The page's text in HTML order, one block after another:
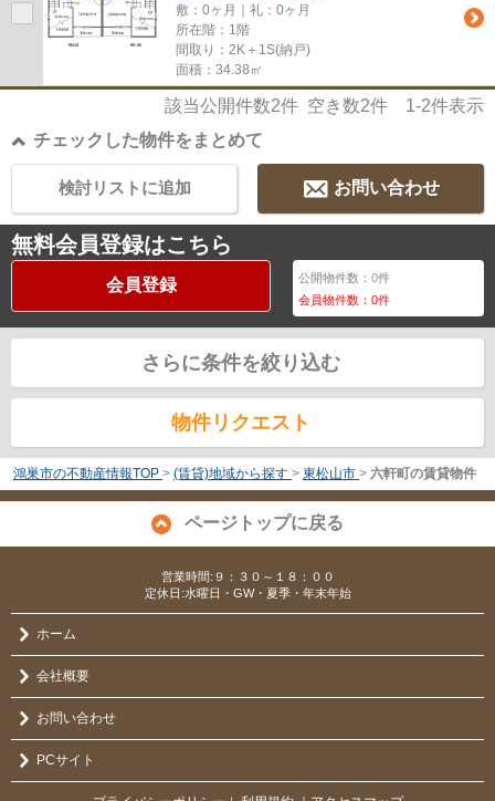
敷：0ヶ月｜礼：0ヶ月
所在階：1階
間取り：2K＋1S(納戸)
面積：34.38㎡
該当公開件数2件 空き数2件 1-2件表示
チェックした物件をまとめて
お問い合わせ
検討リストに追加
無料会員登録はこちら
会員登録 公開物件数：0件
会員物件数：0件
さらに条件を絞り込む
物件リクエスト
鴻巣市の不動産情報TOP > (賃貸)地域から探す > 東松山市 > 六軒町の賃貸物件
ページトップに戻る
営業時間:９：３０～１８：００
定休日:水曜日・GW・夏季・年末年始
ホーム
会社概要
お問い合わせ
PCサイト